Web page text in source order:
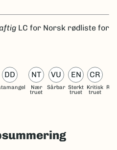
LC for Norsk rødliste for
DD NT
Nær
truet
VU
Sårbar
EN
Sterkt
truet
CR
Kritisk
truet